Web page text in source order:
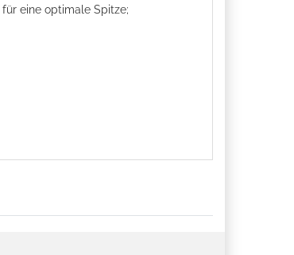
eine optimale Spitze;